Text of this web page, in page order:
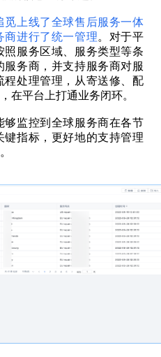
觅上线了全球售后服务一体
商进行了统一管理。对于平
服务区域、服务类型等条
务商，并支持服务商对服
处理管理，从寄送修、配
在平台上打通业务闭环。
够监控到全球服务商在各节
键指标，更好地的支持管理